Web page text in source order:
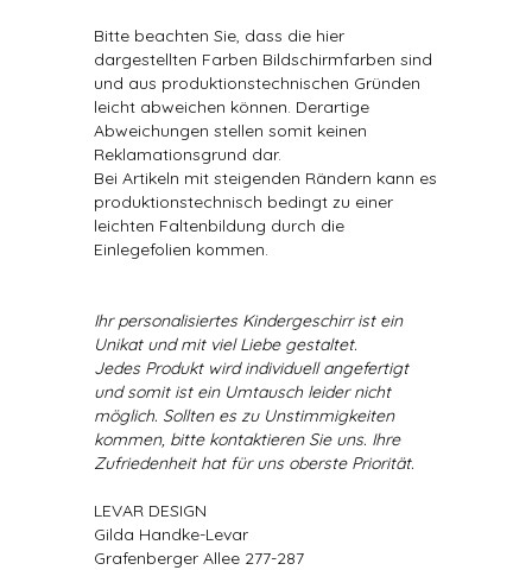
Bitte beachten Sie, dass die hier
dargestellten Farben Bildschirmfarben sind
und aus produktionstechnischen Gründen
leicht abweichen können. Derartige
Abweichungen stellen somit keinen
Reklamationsgrund dar.
Bei Artikeln mit steigenden Rändern kann es
produktionstechnisch bedingt zu einer
leichten Faltenbildung durch die
Einlegefolien kommen.
Ihr personalisiertes Kindergeschirr ist ein
Unikat und mit viel Liebe gestaltet.
Jedes Produkt wird individuell angefertigt
und somit ist ein Umtausch leider nicht
möglich. Sollten es zu Unstimmigkeiten
kommen, bitte kontaktieren Sie uns. Ihre
Zufriedenheit hat für uns oberste Priorität.
LEVAR DESIGN
Gilda Handke-Levar
Grafenberger Allee 277-287